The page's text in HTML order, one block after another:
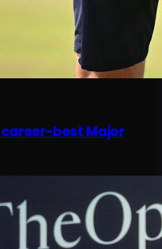
best Major